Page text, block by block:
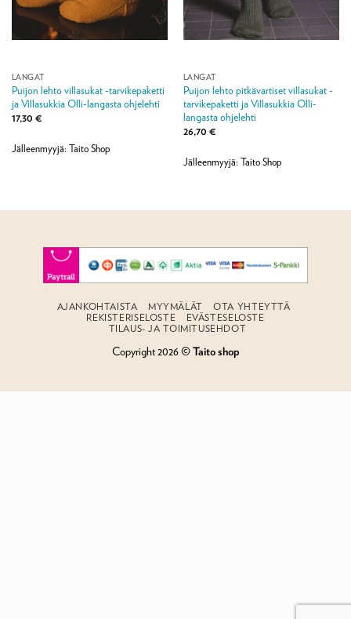
LANGAT
Puijon lehto villasukat -tarvikepaketti
ja Villasukkia Olli-langasta ohjelehti
17,30 €
Jälleenmyyjä: Taito Shop
LANGAT
Puijon lehto pitkävartiset villasukat -
tarvikepaketti ja Villasukkia Olli-
langasta ohjelehti
26,70 €
Jälleenmyyjä: Taito Shop
AJANKOHTAISTA MYYMÄLÄT
OTA YHTEYTTÄ
REKISTERISELOSTE
EVÄSTESELOSTE
TILAUS- JA TOIMITUSEHDOT
Copyright 2026 ©Taito shop